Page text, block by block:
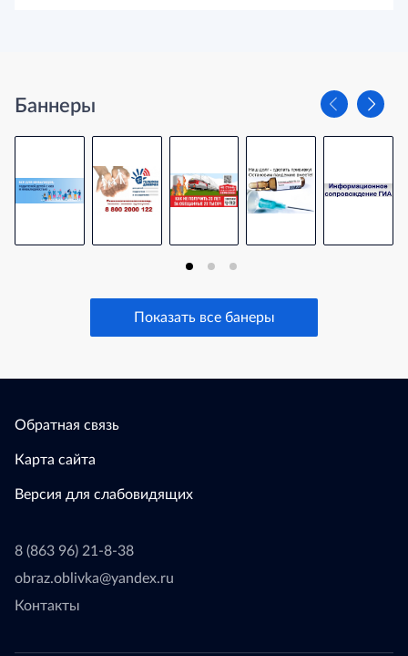
Баннеры
Показать все банеры
Обратная связь
Карта сайта
Версия для слабовидящих
8 (863 96) 21-8-38
obraz.oblivka@yandex.ru
Контакты